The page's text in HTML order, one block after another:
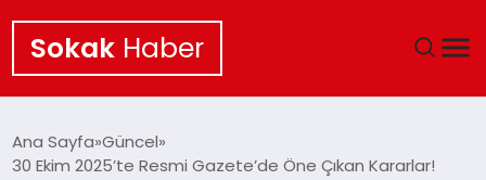
Sokak Haber
Ana Sayfa Güncel
30 Ekim 2025’te Resmi Gazete’de Öne Çıkan Kararlar!